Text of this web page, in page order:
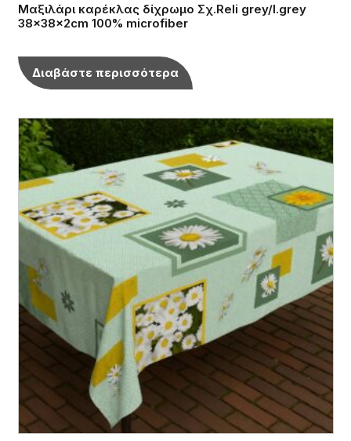
Μαξιλάρι καρέκλας δίχρωμο Σχ.Reli grey/l.grey
38x38x2cm 100% microfiber
Διαβάστε περισσότερα